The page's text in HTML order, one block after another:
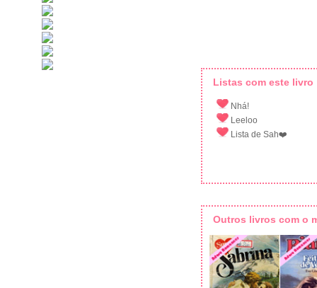
Listas com este livro
Nhá!
Leeloo
Lista de Sah❤️
Outros livros com o